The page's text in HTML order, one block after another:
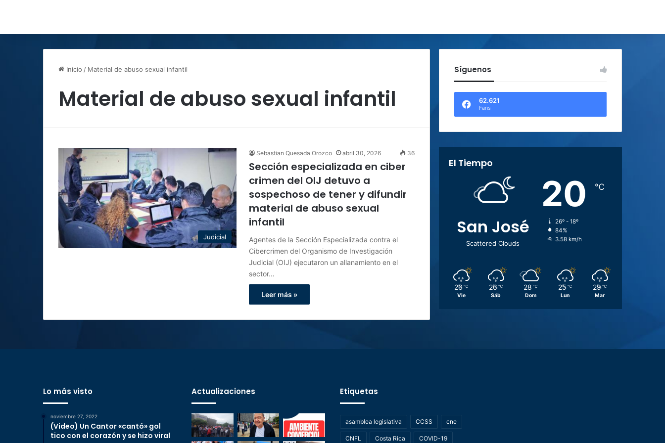
Inicio / Material de abuso sexual infantil
Material de abuso sexual infantil
Judicial
Sebastian Quesada Orozco abril 30, 2026 36
Sección especializada en ciber
crimen del OIJ detuvo a
sospechoso de tener y difundir
material de abuso sexual
infantil
Agentes de la Sección Especializada contra el
Cibercrimen del Organismo de Investigación
Judicial (OIJ) ejecutaron un allanamiento en el
sector…
Leer más »
Síguenos
62.621
Fans
El Tiempo
San José
Scattered Clouds
20 ℃
26º - 18º
84%
3.58 km/h
26 ℃
Vie
26 ℃
Sáb
28 ℃
Dom
25 ℃
Lun
29 ℃
Mar
Lo más visto
noviembre 27, 2022
(Video) Un Cantor «cantó» gol
tico con el corazón y se hizo viral
Actualizaciones Etiquetas
asamblea legislativa CCSS cne
CNFL Costa Rica COVID-19